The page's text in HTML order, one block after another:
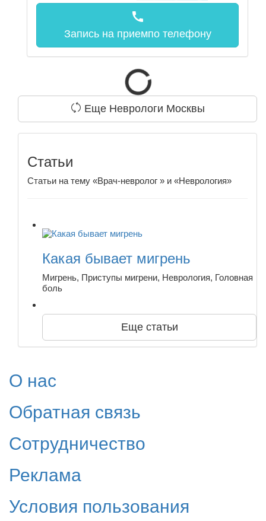
call
Запись на приемпо телефону
Еще Неврологи Москвы
Статьи
Статьи на тему «Врач-невролог » и «Неврология»
Какая бывает мигрень
Мигрень, Приступы мигрени, Неврология, Головная
боль
Еще статьи
О нас
Обратная связь
Сотрудничество
Реклама
Условия пользования